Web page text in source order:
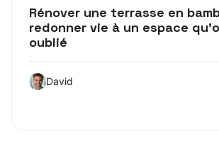
Rénover une terrasse en
redonner vie à un espace
oublié
David